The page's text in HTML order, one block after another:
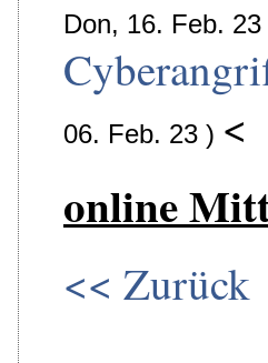
Don, 16. Feb. 23
06. Feb. 23 ) <
online
<< Zurück